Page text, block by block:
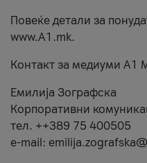
Повеќе детали за
www.А1.mk.
Контакт за медиуми А1
Емилија Зографска
Корпоративни
тел. ++389 75 400505
e-mail: